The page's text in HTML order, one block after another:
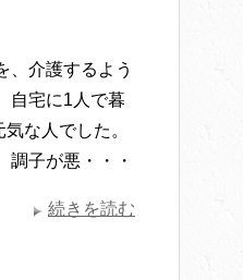
、介護するよう
自宅に1人で暮
な人でした。
調子が悪・・・
続きを読む